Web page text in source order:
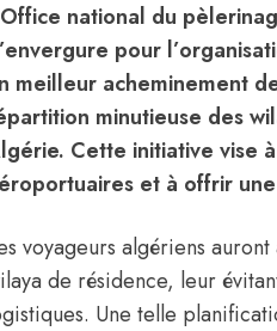
national du
pour
meilleur acheminement
minutieuse des
Cette initiative vise
et à offrir
voyageurs algériens
de résidence, leur
Une telle